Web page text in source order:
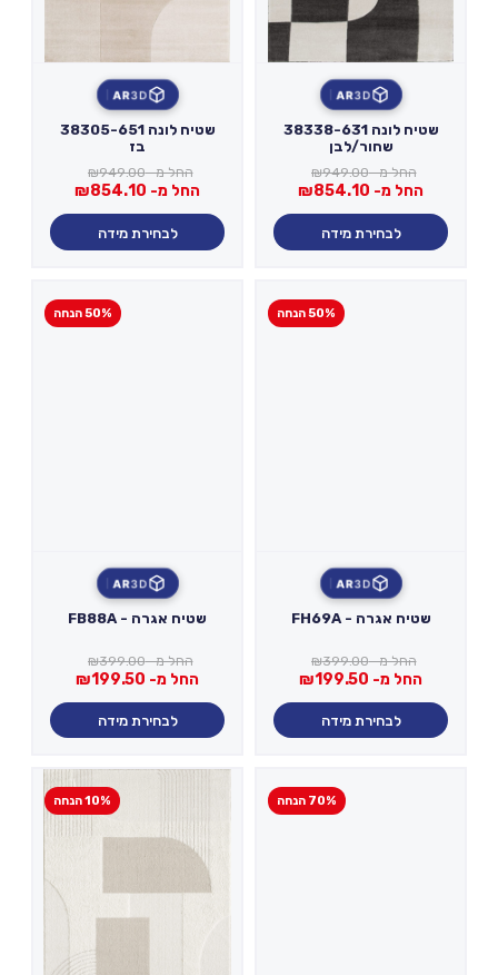
3D
AR
שטיח לונה 38338-631
שחור/לבן
החל מ- ₪949.00
החל מ- ₪854.10
לבחירת מידה
3D
AR
שטיח לונה 38305-651
בז
החל מ- ₪949.00
החל מ- ₪854.10
לבחירת מידה
50% הנחה
3D
AR
שטיח אגרה - FH69A
החל מ- ₪399.00
החל מ- ₪199.50
לבחירת מידה
50% הנחה
3D
AR
שטיח אגרה - FB88A
החל מ- ₪399.00
החל מ- ₪199.50
לבחירת מידה
70% הנחה 10% הנחה